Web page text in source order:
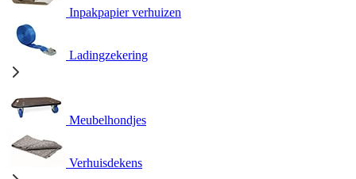
Inpakpapier verhuizen
Ladingzekering
Meubelhondjes
Verhuisdekens